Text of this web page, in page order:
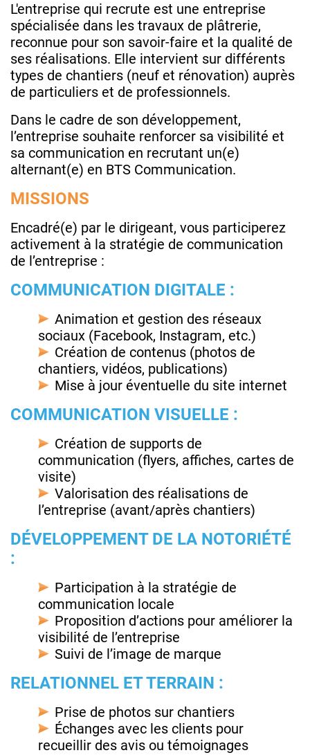
L'entreprise qui recrute est une entreprise
spécialisée dans les travaux de plâtrerie,
reconnue pour son savoir-faire et la qualité de
ses réalisations. Elle intervient sur différents
types de chantiers (neuf et rénovation) auprès
de particuliers et de professionnels.
Dans le cadre de son développement,
l’entreprise souhaite renforcer sa visibilité et
sa communication en recrutant un(e)
alternant(e) en BTS Communication.
MISSIONS
Encadré(e) par le dirigeant, vous participerez
activement à la stratégie de communication
de l’entreprise :
COMMUNICATION DIGITALE :
Animation et gestion des réseaux
sociaux (Facebook, Instagram, etc.)
Création de contenus (photos de
chantiers, vidéos, publications)
Mise à jour éventuelle du site internet
COMMUNICATION VISUELLE :
Création de supports de
communication (flyers, affiches, cartes de
visite)
Valorisation des réalisations de
l’entreprise (avant/après chantiers)
DÉVELOPPEMENT DE LA NOTORIÉTÉ
:
Participation à la stratégie de
communication locale
Proposition d’actions pour améliorer la
visibilité de l’entreprise
Suivi de l’image de marque
RELATIONNEL ET TERRAIN :
Prise de photos sur chantiers
Échanges avec les clients pour
recueillir des avis ou témoignages